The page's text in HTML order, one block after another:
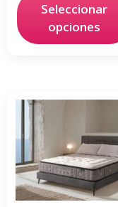
Seleccionar
opciones